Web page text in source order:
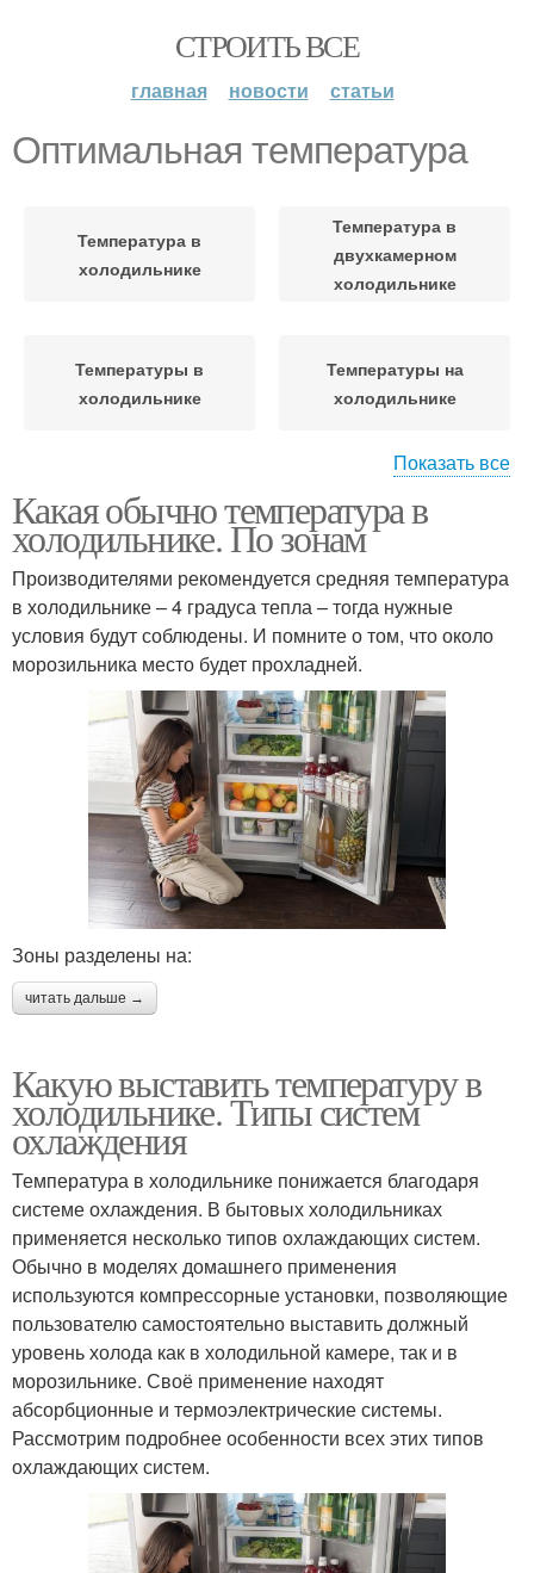
СТРОИТЬ ВСЕ
главная новости статьи
Оптимальная температура
Температура в
холодильнике
Температура в
двухкамерном
холодильнике
Температуры в
холодильнике
Температуры на
холодильнике
Контроль за
температурой
холодильной камере
Ремонт при высокой
температуре
Нормальная
температура
Камера при
отрицательных
температурах
Температура в
морозилке
Температуры в
двухкамерном
холодильнике
Реальная температура
Благоприятная
Критические
Показать все
Какая обычно температура в
холодильнике. По зонам
Производителями рекомендуется средняя температура
в холодильнике – 4 градуса тепла – тогда нужные
условия будут соблюдены. И помните о том, что около
морозильника место будет прохладней.
Зоны разделены на:
читать дальше →
Какую выставить температуру в
холодильнике. Типы систем
охлаждения
Температура в холодильнике понижается благодаря
системе охлаждения. В бытовых холодильниках
применяется несколько типов охлаждающих систем.
Обычно в моделях домашнего применения
используются компрессорные установки, позволяющие
пользователю самостоятельно выставить должный
уровень холода как в холодильной камере, так и в
морозильнике. Своё применение находят
абсорбционные и термоэлектрические системы.
Рассмотрим подробнее особенности всех этих типов
охлаждающих систем.